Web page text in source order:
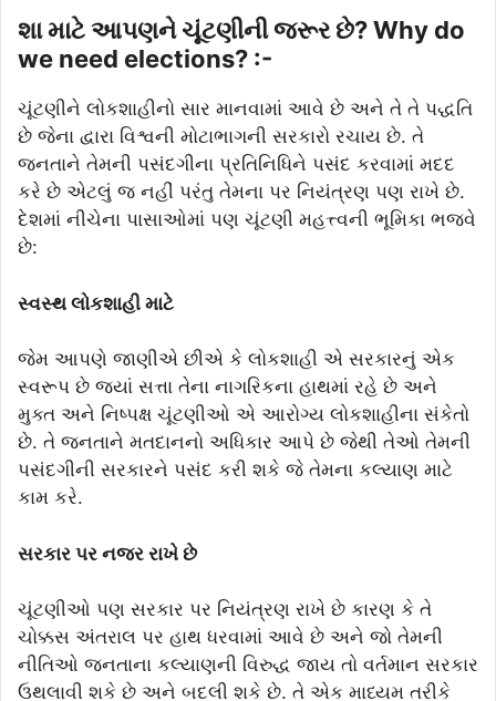
શા માટે આપણને ચૂંટણીની જરૂર છે? Why do
we need elections? :-
ચૂંટણીને લોકશાહીનો સાર માનવામાં આવે છે અને તે તે પદ્ધતિ
છે જેના દ્વારા વિશ્વની મોટાભાગની સરકારો રચાય છે. તે
જનતાને તેમની પસંદગીના પ્રતિનિધિને પસંદ કરવામાં મદદ
કરે છે એટલું જ નહીં પરંતુ તેમના પર નિયંત્રણ પણ રાખે છે.
દેશમાં નીચેના પાસાઓમાં પણ ચૂંટણી મહત્ત્વની ભૂમિકા ભજવે
છે:
સ્વસ્થ લોકશાહી માટે
જેમ આપણે જાણીએ છીએ કે લોકશાહી એ સરકારનું એક
સ્વરૂપ છે જ્યાં સત્તા તેના નાગરિકના હાથમાં રહે છે અને
મુક્ત અને નિષ્પક્ષ ચૂંટણીઓ એ આરોગ્ય લોકશાહીના સંકેતો
છે. તે જનતાને મતદાનનો અધિકાર આપે છે જેથી તેઓ તેમની
પસંદગીની સરકારને પસંદ કરી શકે જે તેમના કલ્યાણ માટે
કામ કરે.
સરકાર પર નજર રાખે છે
ચૂંટણીઓ પણ સરકાર પર નિયંત્રણ રાખે છે કારણ કે તે
ચોક્કસ અંતરાલ પર હાથ ધરવામાં આવે છે અને જો તેમની
નીતિઓ જનતાના કલ્યાણની વિરુદ્ધ જાય તો વર્તમાન સરકાર
ઉથલાવી શકે છે અને બદલી શકે છે. તે એક માધ્યમ તરીકે